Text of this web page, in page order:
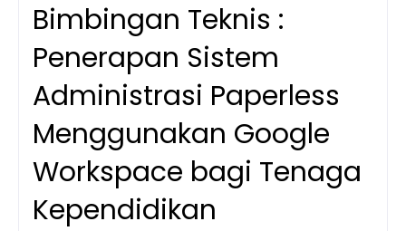
Bimbingan Teknis :
Penerapan Sistem
Administrasi Paperless
Menggunakan Google
Workspace bagi Tenaga
Kependidikan